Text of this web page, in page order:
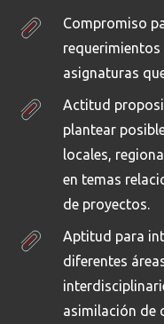
Compromiso
requerimientos
asignaturas
Actitud
plantear
locales,
en temas
de proyectos.
Aptitud para
diferentes
asimilación de